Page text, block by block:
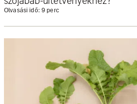
Olvasási idő: 9 perc